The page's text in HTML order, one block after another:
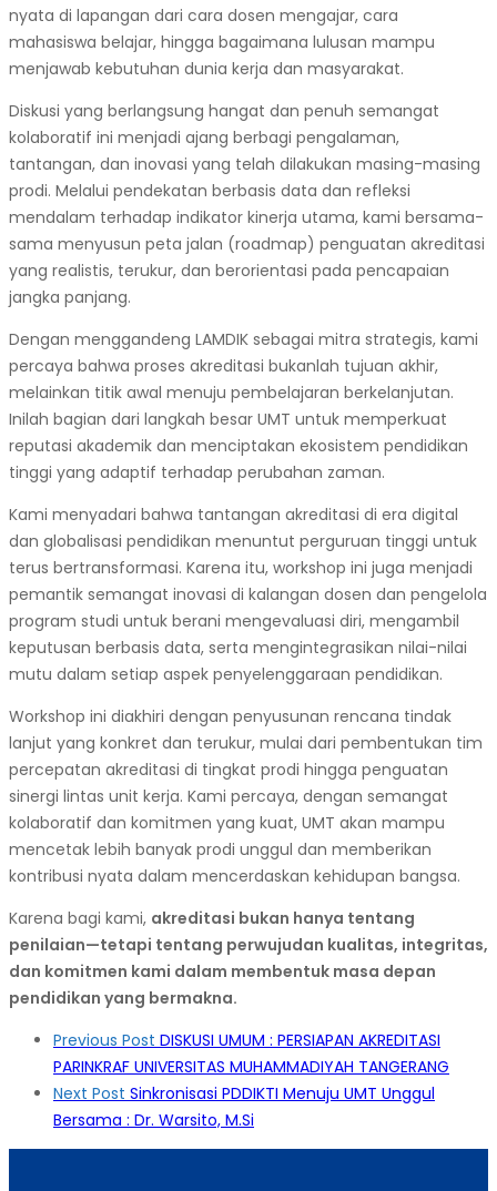
nyata di lapangan dari cara dosen mengajar, cara
mahasiswa belajar, hingga bagaimana lulusan mampu
menjawab kebutuhan dunia kerja dan masyarakat.
Diskusi yang berlangsung hangat dan penuh semangat
kolaboratif ini menjadi ajang berbagi pengalaman,
tantangan, dan inovasi yang telah dilakukan masing-masing
prodi. Melalui pendekatan berbasis data dan refleksi
mendalam terhadap indikator kinerja utama, kami bersama-
sama menyusun peta jalan (roadmap) penguatan akreditasi
yang realistis, terukur, dan berorientasi pada pencapaian
jangka panjang.
Dengan menggandeng LAMDIK sebagai mitra strategis, kami
percaya bahwa proses akreditasi bukanlah tujuan akhir,
melainkan titik awal menuju pembelajaran berkelanjutan.
Inilah bagian dari langkah besar UMT untuk memperkuat
reputasi akademik dan menciptakan ekosistem pendidikan
tinggi yang adaptif terhadap perubahan zaman.
Kami menyadari bahwa tantangan akreditasi di era digital
dan globalisasi pendidikan menuntut perguruan tinggi untuk
terus bertransformasi. Karena itu, workshop ini juga menjadi
pemantik semangat inovasi di kalangan dosen dan pengelola
program studi untuk berani mengevaluasi diri, mengambil
keputusan berbasis data, serta mengintegrasikan nilai-nilai
mutu dalam setiap aspek penyelenggaraan pendidikan.
Workshop ini diakhiri dengan penyusunan rencana tindak
lanjut yang konkret dan terukur, mulai dari pembentukan tim
percepatan akreditasi di tingkat prodi hingga penguatan
sinergi lintas unit kerja. Kami percaya, dengan semangat
kolaboratif dan komitmen yang kuat, UMT akan mampu
mencetak lebih banyak prodi unggul dan memberikan
kontribusi nyata dalam mencerdaskan kehidupan bangsa.
Karena bagi kami, akreditasi bukan hanya tentang
penilaian—tetapi tentang perwujudan kualitas, integritas,
dan komitmen kami dalam membentuk masa depan
pendidikan yang bermakna.
Post
navigation
Previous Post DISKUSI UMUM : PERSIAPAN AKREDITASI
PARINKRAF UNIVERSITAS MUHAMMADIYAH TANGERANG
Next Post Sinkronisasi PDDIKTI Menuju UMT Unggul
Bersama : Dr. Warsito, M.Si